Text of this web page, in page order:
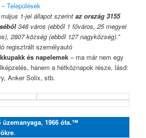
Települések
május 1-jei állapot szerint az ország 3155
348 város (ebből 1 főváros, 25 megyei
2807 község (ebből 127 nagyközség).”
regisztrált személyautó
és napelemek– ma már nem egy
hanem a hétköznapok része, lásd:
Anker Solix, stb.
1966 óta.™
.